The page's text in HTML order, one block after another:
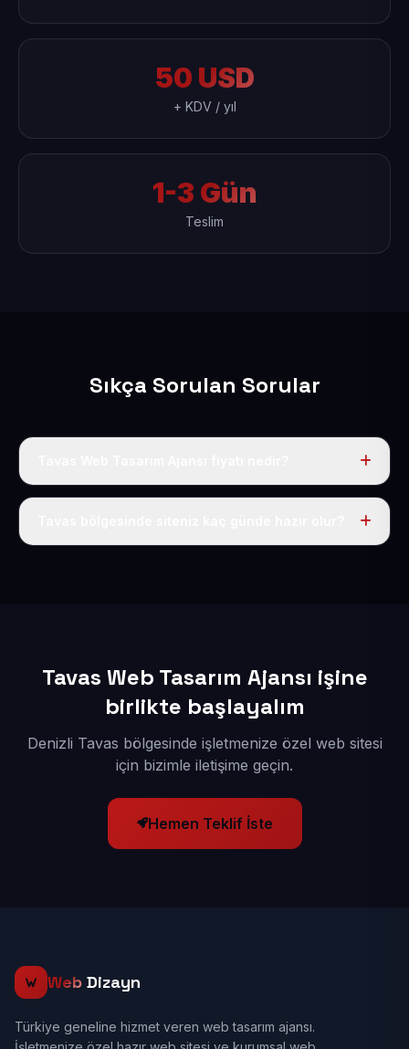
50 USD
+ KDV / yıl
1-3 Gün
Teslim
Sıkça Sorulan Sorular
Tek fiyat uygulanır: yıllık 50 USD + KDV. Bu bedele alan
Tavas Web Tasarım Ajansı işine
birlikte başlayalım
Denizli Tavas bölgesinde işletmenize özel web sitesi
için bizimle iletişime geçin.
Hemen Teklif İste
Web Dizayn
Türkiye geneline hizmet veren web tasarım ajansı.